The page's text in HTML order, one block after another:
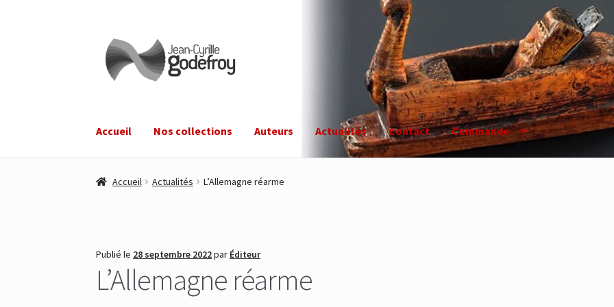
Aller
Aller
au
contenu
Accueil Nos collections Auteurs Actualités Contact Commande
Accueil Actualités L’Allemagne réarme
Publié le 28 septembre 2022par Éditeur
L’Allemagne réarme